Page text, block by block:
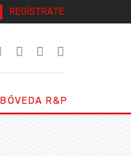
REGÍSTRATE
BÓVEDA R&P